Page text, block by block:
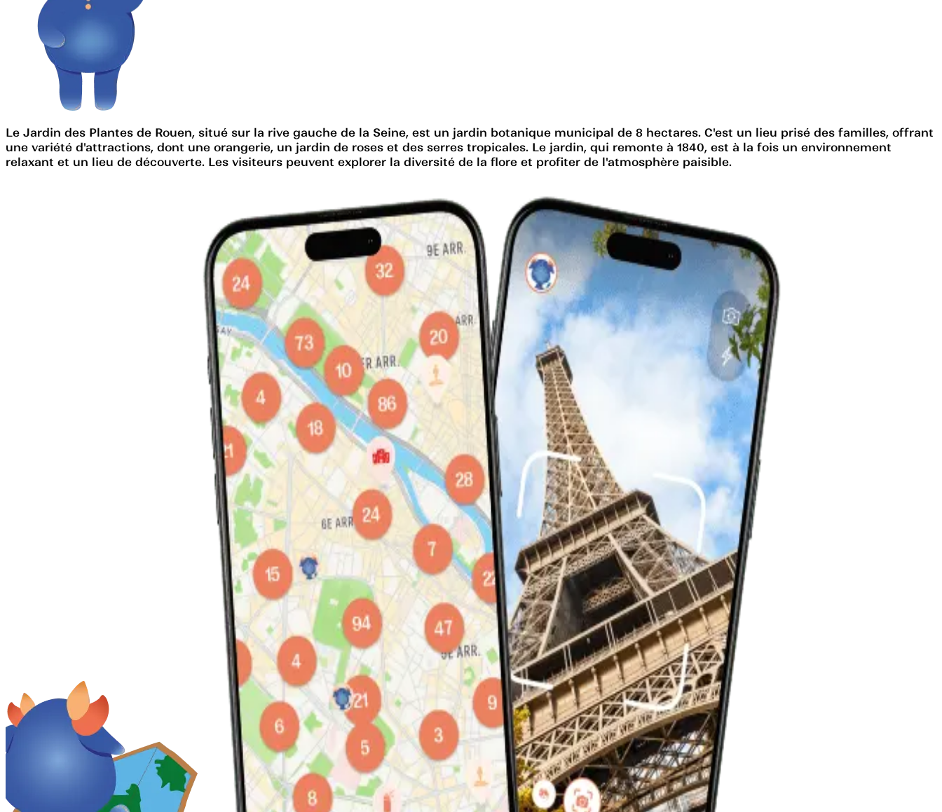
Le Jardin des Plantes de Rouen, situé sur la rive gauche de la Seine, est un jardin botanique municipal de 8 hectares. C'est un lieu prisé des familles, offrant
une variété d'attractions, dont une orangerie, un jardin de roses et des serres tropicales. Le jardin, qui remonte à 1840, est à la fois un environnement
relaxant et un lieu de découverte. Les visiteurs peuvent explorer la diversité de la flore et profiter de l'atmosphère paisible.